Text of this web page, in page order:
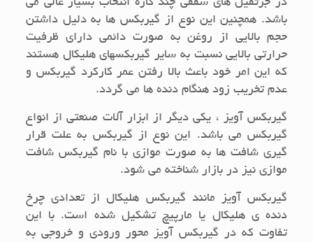
باشد. همچنین این نوع از گیربکس ها به دلیل داشتن
حجم بالایی از روغن به صورت دائمی دارای ظرفیت
حرارتی بالایی نسبت به سایر گیربکسهای هلیکال هستند
که این امر خود باعث بالا رفتن عمر کارکرد گیربکس و
عدم تخریب زود هنگام دنده ها می گردد.
گیربکس آویز ، یکی دیگر از ابزار آلات صنعتی از انواع
گیربکس می باشد. این نوع از گیربکس به علت قرار
گیری شافت ها به صورت موازی با نام گیربکس شافت
موازی نیز در بازار شناخته می شود.
گیربکس آویز مانند گیربکس هلیکال از تعدادی چرخ
دنده ی هلیکال یا مارپیچ تشکیل شده است. با این
تفاوت که در گیربکس آویز محور ورودی و خروجی به